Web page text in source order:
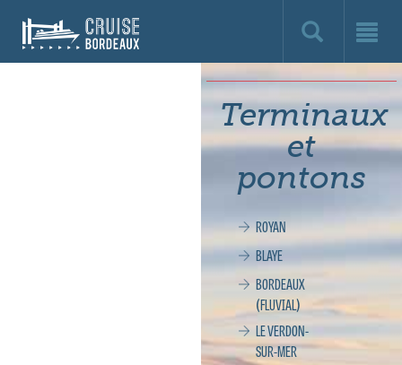
Cruise
Bordeaux,
Terminaux
et
pontons
ROYAN
BLAYE
BORDEAUX
(FLUVIAL)
LE VERDON-
SUR-MER